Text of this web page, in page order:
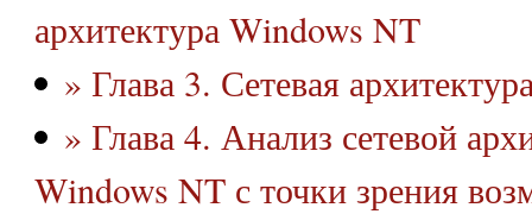
архитектура Windows NT
» Глава 3. Сетевая
» Глава 4. Анализ сетевой
Windows NT с точки зрения